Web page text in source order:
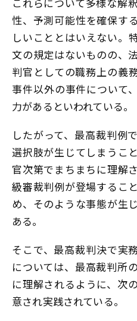
性、予測可能性を確保す
しいこととはいえない。
文の規定はないものの、
判官としての職務上の義
事件以外の事件について
力があるといわれている。
したがって、最高裁判例
選択肢が生じてしまうこ
官次第でまちまちに理解
級審裁判例が登場するこ
め、そのような事態が生
ある。
そこで、最高裁判決で実
については、最高裁判所
に理解されるように、次
意され実践されている。